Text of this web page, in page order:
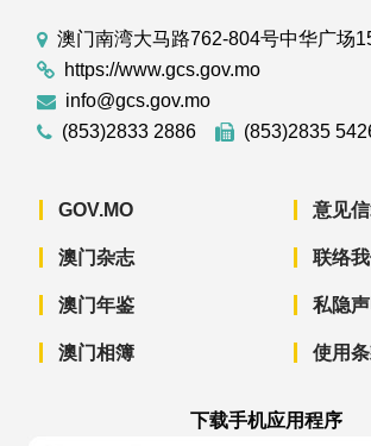
澳门南湾大马路762-804号中华广场
https://www.gcs.gov.mo
info@gcs.gov.mo
(853)2833 2886
(853)2835
GOV.MO
澳门杂志
澳门年鉴
澳门相簿
意见
联络
私隐
使用
下载手机应用程序